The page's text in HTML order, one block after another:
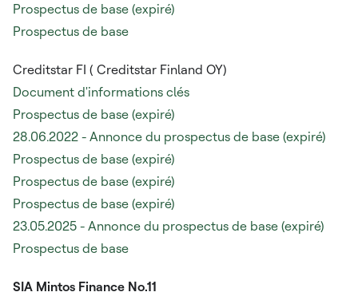
Prospectus de base (expiré)
Prospectus de base
Creditstar FI ( Creditstar Finland OY)
Document d'informations clés
Prospectus de base (expiré)
28.06.2022 - Annonce du prospectus de base (expiré)
Prospectus de base (expiré)
Prospectus de base (expiré)
Prospectus de base (expiré)
23.05.2025 - Annonce du prospectus de base (expiré)
Prospectus de base
SIA Mintos Finance No.11